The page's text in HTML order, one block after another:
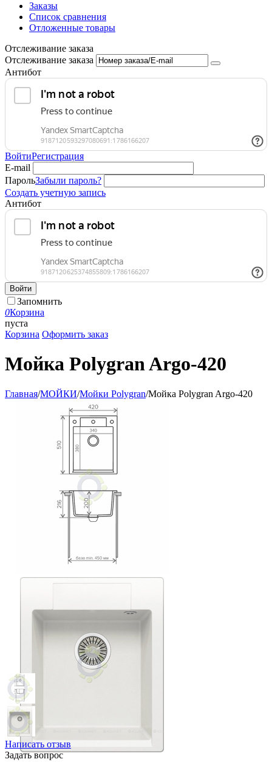
Заказы
Список сравнения
Отложенные товары
Отслеживание заказа
Отслеживание заказа
Антибот
ВойтиРегистрация
E-mail
ПарольЗабыли пароль?
Создать учетную запись
Антибот
Войти
Запомнить
0Корзина
пуста
Корзина Оформить заказ
Мойка Polygran Argo-420
Главная/МОЙКИ/Мойки Polygran/Мойка Polygran Argo-420
Написать отзыв
Задать вопрос